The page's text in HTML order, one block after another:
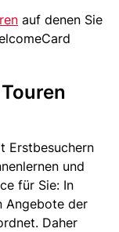
auf denen Sie
Erstbesuchern
und
für Sie: In
Angebote der
Daher